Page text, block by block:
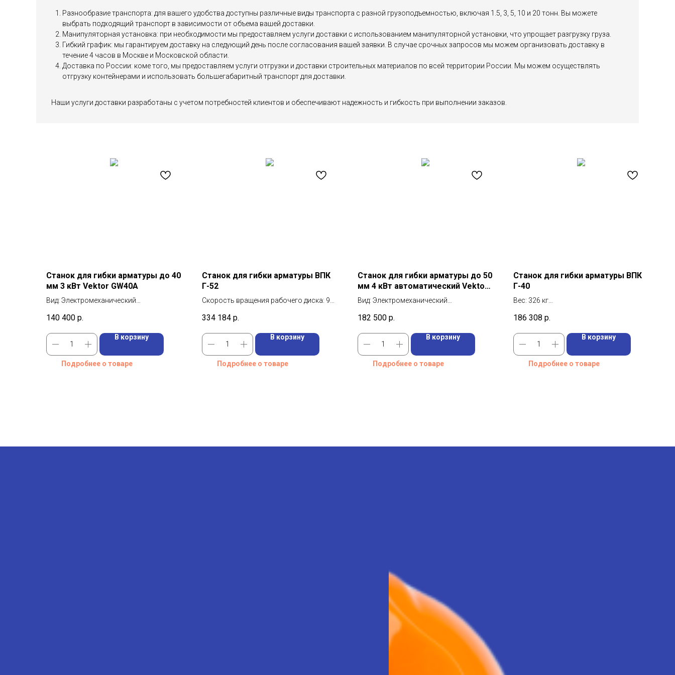
Разнообразие транспорта: для вашего удобства доступны различные виды транспорта с разной грузоподъемностью, включая 1.5, 3, 5, 10 и 20 тонн. Вы можете
выбрать подходящий транспорт в зависимости от объема вашей доставки.
Манипуляторная установка: при необходимости мы предоставляем услуги доставки с использованием манипуляторной установки, что упрощает разгрузку груза.
Гибкий график: мы гарантируем доставку на следующий день после согласования вашей заявки. В случае срочных запросов мы можем организовать доставку в
течение 4 часов в Москве и Московской области.
Доставка по России: коме того, мы предоставляем услуги отгрузки и доставки строительных материалов по всей территории России. Мы можем осуществлять
отгрузку контейнерами и использовать большегабаритный транспорт для доставки.
Наши услуги доставки разработаны с учетом потребностей клиентов и обеспечивают надежность и гибкость при выполнении заказов.
Станок для гибки арматуры до 40
мм 3 кВт Vektor GW40A
Вид: Электромеханический
Мощность: 3 кВт
140 400 р.
В корзину
Подробнее о товаре
Станок для гибки арматуры ВПК
Г-52
Скорость вращения рабочего диска: 9
Гибка арматуры класса А-I (А240)
диаметр: 52 мм
Гибка арматуры класса А-III (А400))
диам: 42 мм
334 184 р.
В корзину
Подробнее о товаре
Станок для гибки арматуры до 50
мм 4 кВт автоматический Vektor
GW50 с ЧПУ
Вид: Электромеханический
Мощность: 4 кВт
182 500 р.
В корзину
Подробнее о товаре
Станок для гибки арматуры ВПК
Г-40
Вес: 326 кг
Скорость вращения рабочего диска: 5-
15 об/мин
186 308 р.
В корзину
Подробнее о товаре